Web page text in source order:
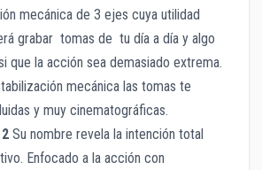
mecánica de 3 ejes cuya utilidad
grabar tomas de tu día a día y algo
que la acción sea demasiado extrema.
mecánica las tomas te
y muy cinematográficas.
Su nombre revela la intención total
Enfocado a la acción con